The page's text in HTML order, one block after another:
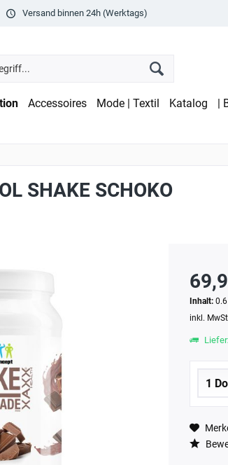
Versand binnen 24h (Werktags)
Accessoires Mode | Textil Katalog |
SHAKE SCHOKO
Inhalt:
inkl.